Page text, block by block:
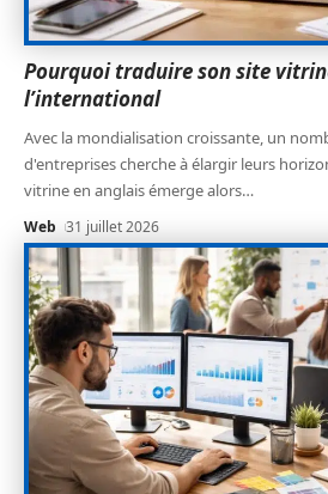
Pourquoi traduire son site
l’international
Avec la mondialisation croissante, un
d'entreprises cherche à élargir leurs
vitrine en anglais émerge alors…
Web 31 juillet 2026